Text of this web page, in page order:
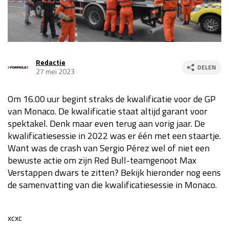
Race
za 13:00 - 15:00
Kwalificatie
za 23:00 - 00:00
Race
zo 21:00 - 23:00
GP MEXICO 2026 30 okt - 01 nov
Kwalificatie
za 19:00 - 20:00
Race
zo 18:00 - 20:00
Redactie
27 mei 2023
DELEN
Om 16.00 uur begint straks de kwalificatie voor de GP
van Monaco. De kwalificatie staat altijd garant voor
spektakel. Denk maar even terug aan vorig jaar. De
kwalificatiesessie in 2022 was er één met een staartje.
Want was de crash van Sergio Pérez wel of niet een
bewuste actie om zijn Red Bull-teamgenoot Max
Verstappen dwars te zitten? Bekijk hieronder nog eens
de samenvatting van die kwalificatiesessie in Monaco.
xcxc